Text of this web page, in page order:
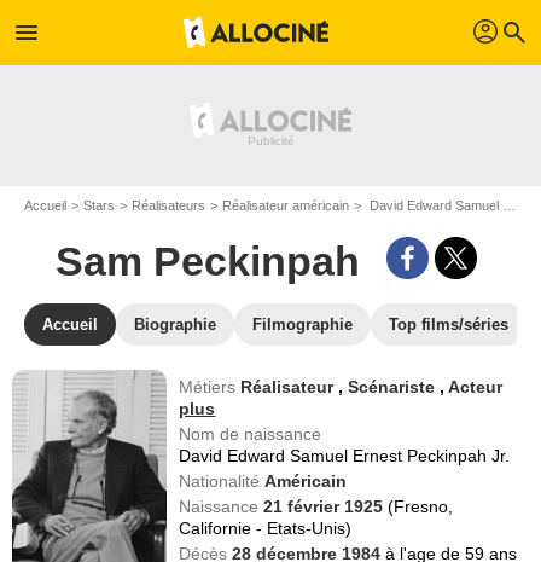
menu profil search
Accueil Stars Réalisateurs Réalisateur américain David Edward Samuel Ernest Peckinpah Jr. dit Sam Peckinpah
Sam Peckinpah
Accueil Biographie Filmographie Top films/séries
Métiers Réalisateur ,Scénariste ,Acteur
plus
Nom de naissance
David Edward Samuel Ernest Peckinpah Jr.
NationalitéAméricain
Naissance21 février 1925(Fresno,
Californie - Etats-Unis)
Décès28 décembre 1984à l'age de 59 ans